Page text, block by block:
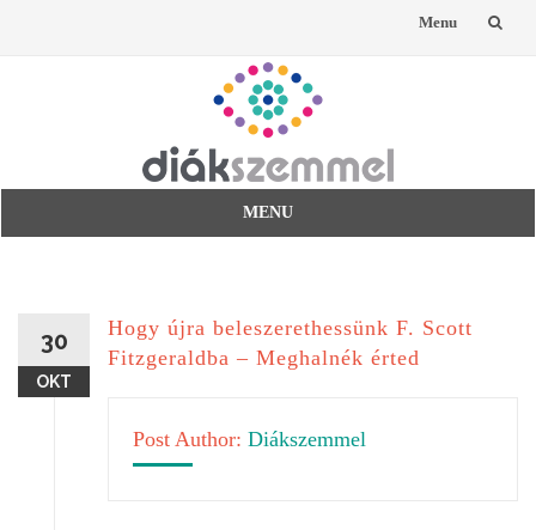
Menu
MENU
30
OKT
Hogy újra beleszerethessünk F. Scott
Fitzgeraldba – Meghalnék érted
Post Author: Diákszemmel